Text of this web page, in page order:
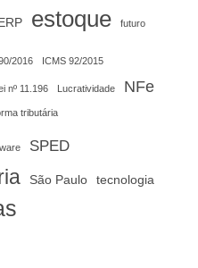
estoque futuro
2016 ICMS 92/2015
nº 11.196 Lucratividade NFe
tributária
SPED
São Paulo tecnologia